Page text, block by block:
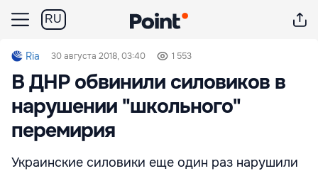
RU
Ria 30 августа 2018, 03:40 1 553
В ДНР обвинили силовиков в
нарушении "школьного"
перемирия
Украинские силовики еще один раз нарушили